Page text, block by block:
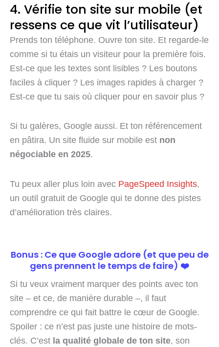
4. Vérifie ton site sur mobile (et
ressens ce que vit l’utilisateur)
Prends ton téléphone. Ouvre ton site. Et regarde-le
comme si tu étais un visiteur pour la première fois.
Est-ce que les textes sont lisibles ? Les boutons
faciles à cliquer ? Les images rapides à charger ?
Est-ce que tu sais où cliquer pour en savoir plus ?
Si tu galères, Google aussi. Et ton référencement
en pâtira. Un site fluide sur mobile est non
négociable en 2025.
Tu peux aller plus loin avec PageSpeed Insights,
un outil gratuit de Google qui te donne des pistes
d’amélioration très claires.
Bonus : Ce que Google adore (et que peu de
gens prennent le temps de faire) ❤️
Si tu veux vraiment marquer des points avec ton
site – et ce, de manière durable –, il faut
comprendre ce qui fait battre le cœur de Google.
Spoiler : ce n’est pas juste une histoire de mots-
clés. C’est la qualité globale de ton site, son